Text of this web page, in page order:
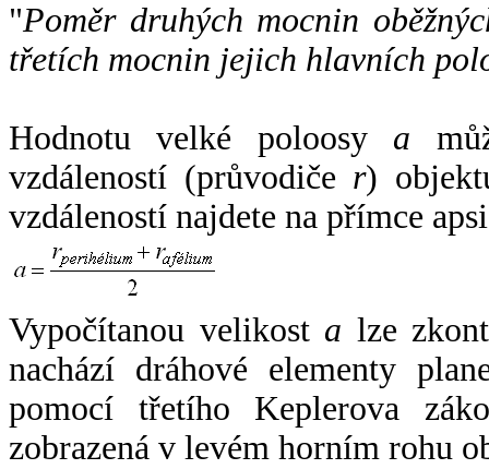
"Poměr druhých mocnin
třetích mocnin jejich hlavních
Hodnotu velké poloosy a
vzdáleností (průvodiče r)
vzdáleností najdete na přímce
Vypočítanou velikost a lze
nachází dráhové elementy
pomocí třetího Keplerova
zobrazená v levém horním rohu